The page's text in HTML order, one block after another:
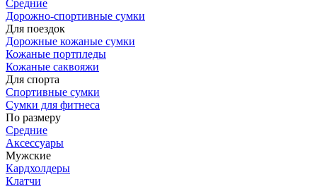
Средние
Дорожно-спортивные сумки
Для поездок
Дорожные кожаные сумки
Кожаные портпледы
Кожаные саквояжи
Для спорта
Спортивные сумки
Сумки для фитнеса
По размеру
Средние
Аксессуары
Мужские
Кардхолдеры
Клатчи